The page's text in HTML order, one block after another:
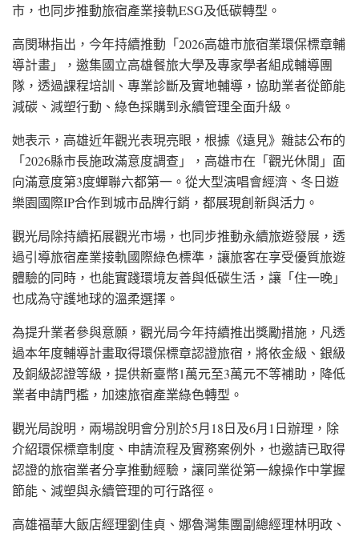
市，也同步推動旅宿產業接軌ESG及低碳轉型。
高閔琳指出，今年持續推動「2026高雄市旅宿業環保標章輔
導計畫」，邀集國立高雄餐旅大學及專家學者組成輔導團
隊，透過課程培訓、專業診斷及實地輔導，協助業者從節能
減碳、減塑行動、綠色採購到永續管理全面升級。
她表示，高雄近年觀光表現亮眼，根據《遠見》雜誌公布的
「2026縣市長施政滿意度調查」，高雄市在「觀光休閒」面
向滿意度第3度蟬聯六都第一。從大型演唱會經濟、冬日遊
樂園國際IP合作到城市品牌行銷，都展現創新與活力。
觀光局除持續拓展觀光市場，也同步推動永續旅遊發展，透
過引導旅宿產業接軌國際綠色標準，讓旅客在享受優質旅遊
體驗的同時，也能實踐環境友善與低碳生活，讓「住一晚」
也成為守護地球的溫柔選擇。
為提升業者參與意願，觀光局今年持續推出獎勵措施，凡透
過本年度輔導計畫取得環保標章認證旅宿，將依金級、銀級
及銅級認證等級，提供新臺幣1萬元至3萬元不等補助，降低
業者申請門檻，加速旅宿產業綠色轉型。
觀光局說明，兩場說明會分別於5月18日及6月1日辦理，除
介紹環保標章制度、申請流程及實務案例外，也邀請已取得
認證的旅宿業者分享推動經驗，讓同業從第一線操作中掌握
節能、減塑與永續管理的可行路徑。
高雄福華大飯店經理劉佳貞、娜魯灣集團副總經理林明政、